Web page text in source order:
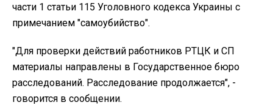
части 1 статьи 115 Уголовного кодекса Украины с
примечанием "самоубийство".
"Для проверки действий работников РТЦК и СП
материалы направлены в Государственное бюро
расследований. Расследование продолжается", -
говорится в сообщении.